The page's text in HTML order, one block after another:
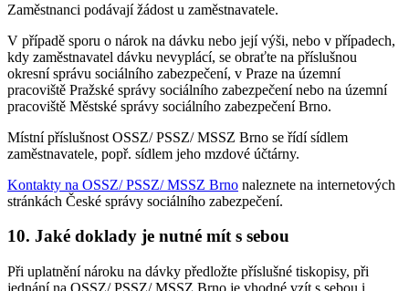
Zaměstnanci podávají žádost u zaměstnavatele.
V případě sporu o nárok na dávku nebo její výši, nebo v případech,
kdy zaměstnavatel dávku nevyplácí, se obraťte na příslušnou
okresní správu sociálního zabezpečení, v Praze na územní
pracoviště Pražské správy sociálního zabezpečení nebo na územní
pracoviště Městské správy sociálního zabezpečení Brno.
Místní příslušnost OSSZ/ PSSZ/ MSSZ Brno se řídí sídlem
zaměstnavatele, popř. sídlem jeho mzdové účtárny.
Kontakty na OSSZ/ PSSZ/ MSSZ Brno naleznete na internetových
stránkách České správy sociálního zabezpečení.
10. Jaké doklady je nutné mít s sebou
Při uplatnění nároku na dávky předložte příslušné tiskopisy, při
jednání na OSSZ/ PSSZ/ MSSZ Brno je vhodné vzít s sebou i